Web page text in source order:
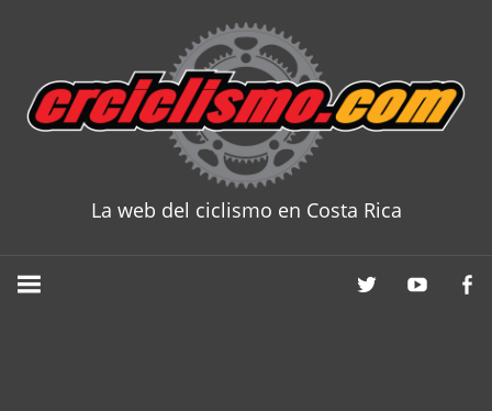
content
La web del ciclismo en Costa Rica